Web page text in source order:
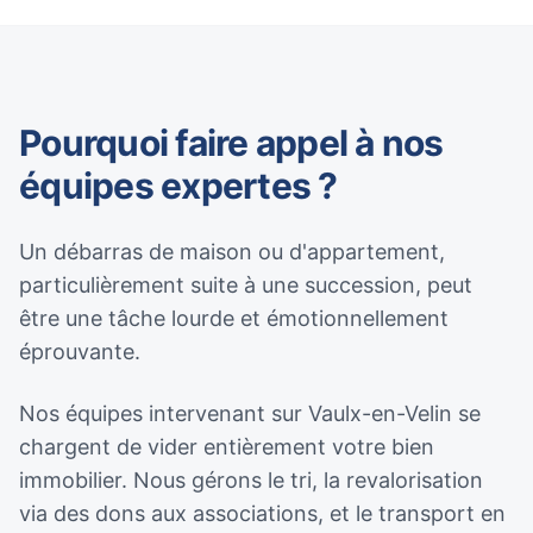
Pourquoi faire appel à nos
équipes expertes ?
Un débarras de maison ou d'appartement,
particulièrement suite à une succession, peut
être une tâche lourde et émotionnellement
éprouvante.
Nos équipes intervenant sur Vaulx-en-Velin se
chargent de vider entièrement votre bien
immobilier. Nous gérons le tri, la revalorisation
via des dons aux associations, et le transport en